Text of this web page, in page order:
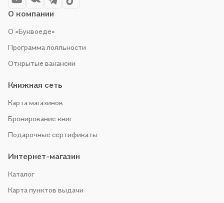
О компании
О «Буквоеде»
Программа лояльности
Открытые вакансии
Книжная сеть
Карта магазинов
Бронирование книг
Подарочные сертификаты
Интернет-магазин
Каталог
Карта пунктов выдачи